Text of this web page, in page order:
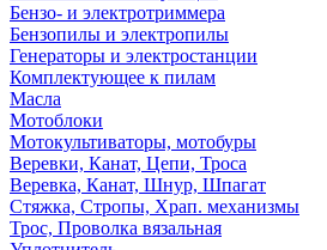
Бензо- и электротриммера
Бензопилы и электропилы
Генераторы и электростанции
Комплектующее к пилам
Масла
Мотоблоки
Мотокультиваторы, мотобуры
Веревки, Канат, Цепи, Троса
Веревка, Канат, Шнур, Шпагат
Стяжка, Стропы, Храп. механизмы
Трос, Проволка вязальная